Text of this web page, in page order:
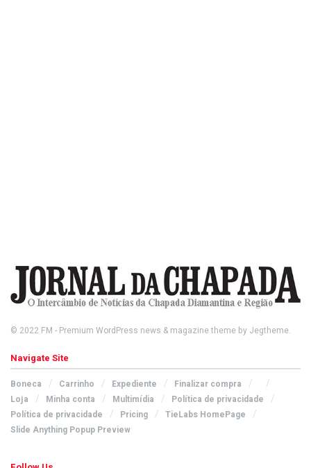
© 2022 FM - Premium WordPress news & magazine theme by Jegtheme.
Navigate Site
Boneca Carrinho Expediente
Finalizar compra
Loja
Minha conta Multimídia
Política de privacidade
Política de privacidade
Pricing
TieLabs HomePage
Slide Anything Popup Preview